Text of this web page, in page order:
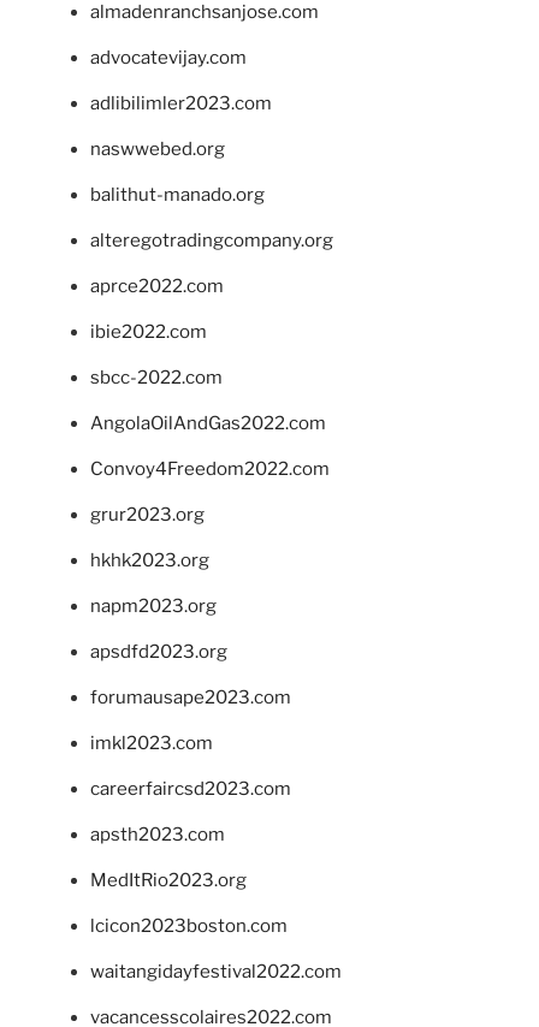
almadenranchsanjose.com
advocatevijay.com
adlibilimler2023.com
naswwebed.org
balithut-manado.org
alteregotradingcompany.org
aprce2022.com
ibie2022.com
sbcc-2022.com
AngolaOilAndGas2022.com
Convoy4Freedom2022.com
grur2023.org
hkhk2023.org
napm2023.org
apsdfd2023.org
forumausape2023.com
imkl2023.com
careerfaircsd2023.com
apsth2023.com
MedItRio2023.org
lcicon2023boston.com
waitangidayfestival2022.com
vacancesscolaires2022.com